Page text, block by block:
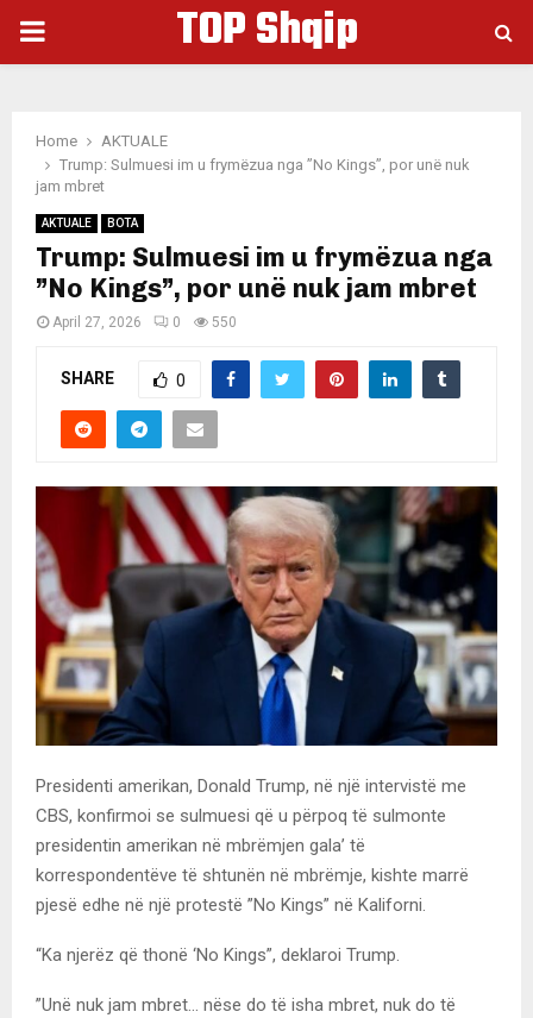
PRIMARY
TOP Shqip
Home
AKTUALE
Trump: Sulmuesi im u frymëzua nga ”No Kings”, por unë nuk
jam mbret
AKTUALE BOTA
Trump: Sulmuesi im u frymëzua nga
”No Kings”, por unë nuk jam mbret
April 27, 2026 0 550
SHARE 0
Presidenti amerikan, Donald Trump, në një intervistë me
CBS, konfirmoi se sulmuesi që u përpoq të sulmonte
presidentin amerikan në mbrëmjen gala’ të
korrespondentëve të shtunën në mbrëmje, kishte marrë
pjesë edhe në një protestë ”No Kings” në Kaliforni.
“Ka njerëz që thonë ‘No Kings”, deklaroi Trump.
”Unë nuk jam mbret… nëse do të isha mbret, nuk do të